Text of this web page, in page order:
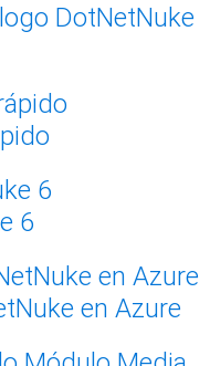
DotNetNuke
6
en Azure